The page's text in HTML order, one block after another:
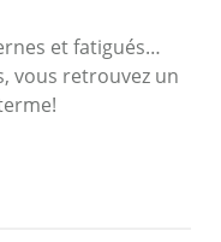
et fatigués…
vous retrouvez un